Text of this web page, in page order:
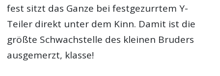
fest sitzt das Ganze bei festgezurrtem Y-
Teiler direkt unter dem Kinn. Damit ist die
größte Schwachstelle des kleinen Bruders
ausgemerzt, klasse!